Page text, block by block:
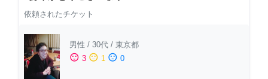
依頼されたチケット
男性 / 30代 / 東京都
sentiment_satisfied 3 sentiment_neutral 1 sentiment_dissatisfied 0